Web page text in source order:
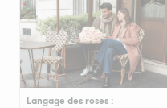
Langage des roses :